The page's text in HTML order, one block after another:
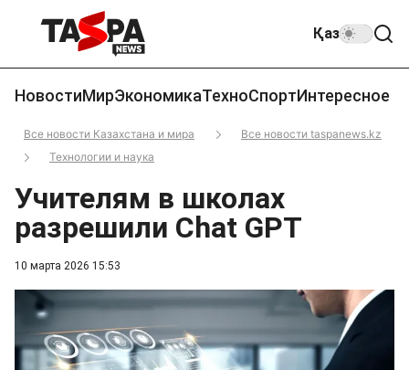
Қаз
НовостиМирЭкономикаТехноСпортИнтересное
Все новости Казахстана и мира
Все новости taspanews.kz
Технологии и наука
10 марта 2026 15:53
Учителям в школах
разрешили Chat GPT